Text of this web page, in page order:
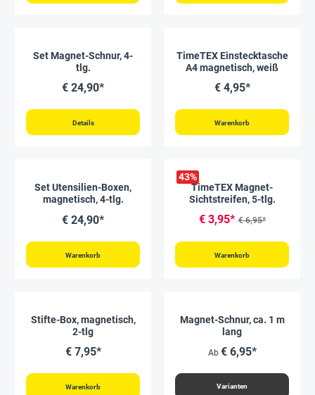
Set Magnet-Schnur, 4-
tlg.
€ 24,90*
Details
TimeTEX Einstecktasche
A4 magnetisch, weiß
€ 4,95*
Warenkorb
Set Utensilien-Boxen,
magnetisch, 4-tlg.
€ 24,90*
Warenkorb
43%
TimeTEX Magnet-
Sichtstreifen, 5-tlg.
€ 3,95* € 6,95*
Warenkorb
Stifte-Box, magnetisch,
2-tlg
€ 7,95*
Warenkorb
Magnet-Schnur, ca. 1 m
lang
Ab € 6,95*
Varianten